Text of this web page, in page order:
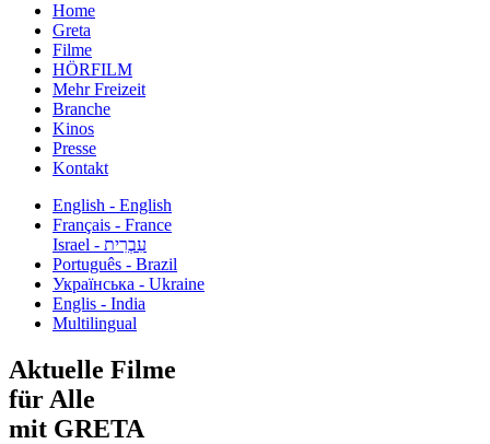
Home
Greta
Filme
HÖRFILM
Mehr Freizeit
Branche
Kinos
Presse
Kontakt
English - English
Français - France
עִבְרִית - Israel
Português - Brazil
Українська - Ukraine
Englis - India
Multilingual
Aktuelle Filme
für Alle
mit GRETA